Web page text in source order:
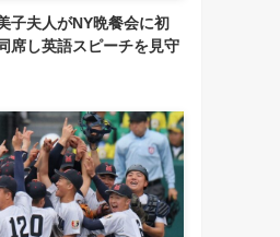
子夫人がNY晩餐会に初
席し英語スピーチを見守